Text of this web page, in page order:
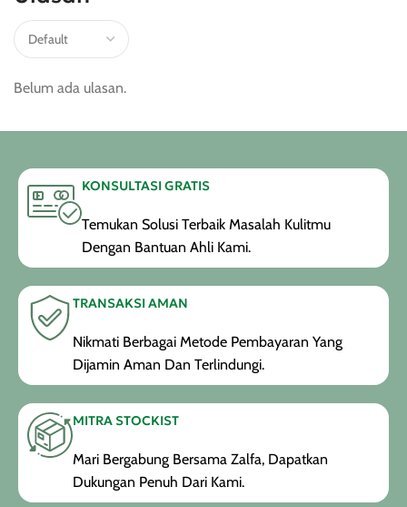
Belum ada ulasan.
KONSULTASI GRATIS
Temukan Solusi Terbaik Masalah Kulitmu
Dengan Bantuan Ahli Kami.
TRANSAKSI AMAN
Nikmati Berbagai Metode Pembayaran Yang
Dijamin Aman Dan Terlindungi.
MITRA STOCKIST
Mari Bergabung Bersama Zalfa, Dapatkan
Dukungan Penuh Dari Kami.